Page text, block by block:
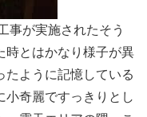
事が実施されたそう
時とはかなり様子が異
たように記憶している
小奇麗ですっきりとし